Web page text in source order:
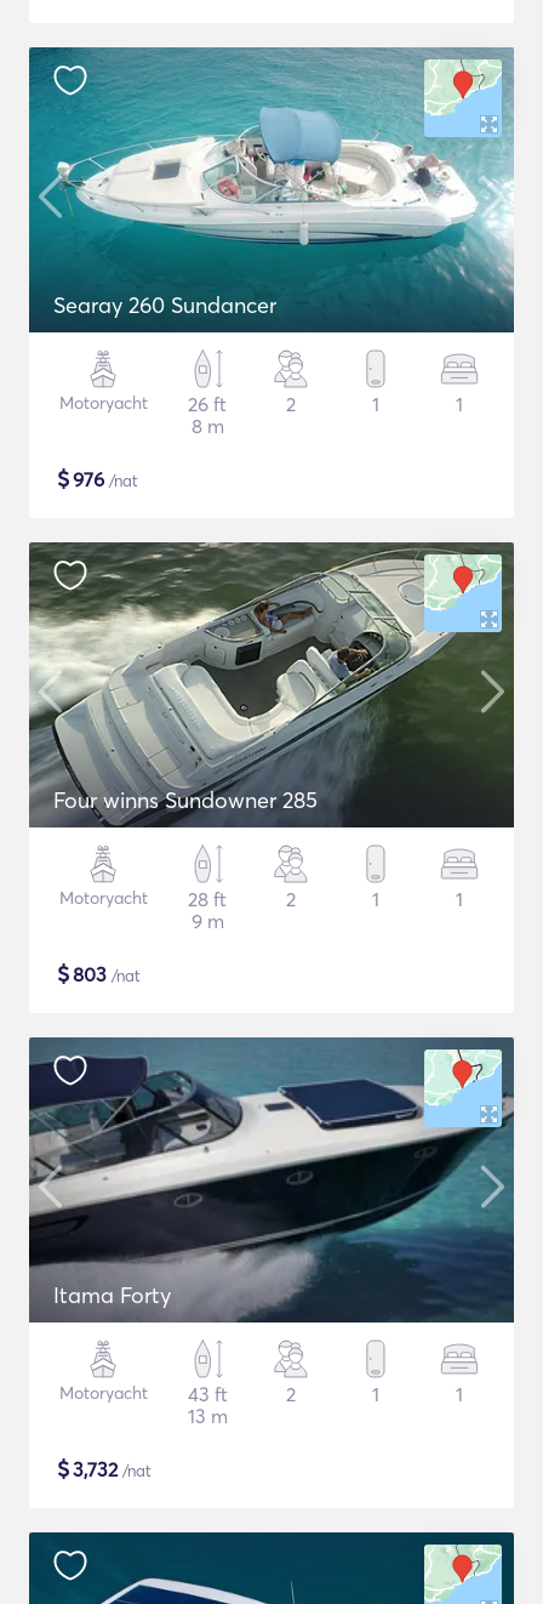
Searay 260 Sundancer
Motoryacht
26 ft
8 m
2 1 1
$976 /nat
Four winns Sundowner 285
Motoryacht
28 ft
9 m
2 1 1
$803 /nat
Itama Forty
Motoryacht
43 ft
13 m
2 1 1
$3,732/nat